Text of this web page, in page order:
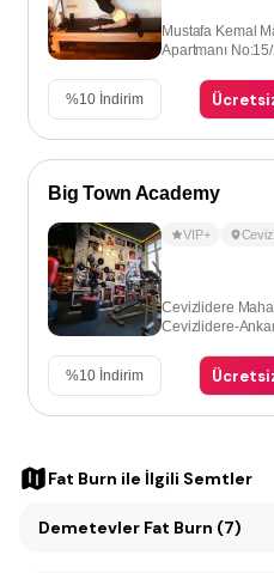
Mustafa Kemal
Apartmanı
%10 İndirim
Big Town Academy
VIP+
Cevizlidere
Cevizlidere-
%10 İndirim
Fat Burn ile İlgili Semtler
Demetevler Fat Burn (7)